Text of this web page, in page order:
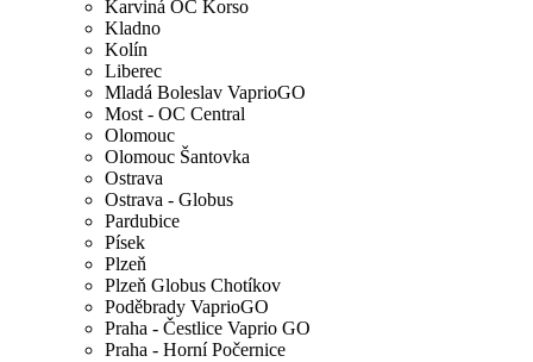
Karviná OC Korso
Kladno
Kolín
Liberec
Mladá Boleslav VaprioGO
Most - OC Central
Olomouc
Olomouc Šantovka
Ostrava
Ostrava - Globus
Pardubice
Písek
Plzeň
Plzeň Globus Chotíkov
Poděbrady VaprioGO
Praha - Čestlice Vaprio GO
Praha - Horní Počernice